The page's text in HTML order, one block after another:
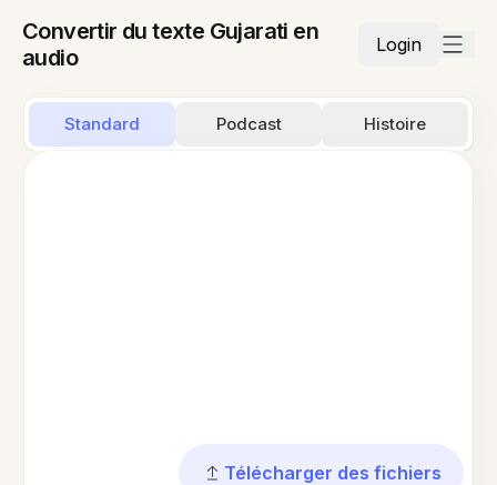
Convertir du texte Gujarati en
audio
Login
Standard Podcast Histoire
Télécharger des fichiers